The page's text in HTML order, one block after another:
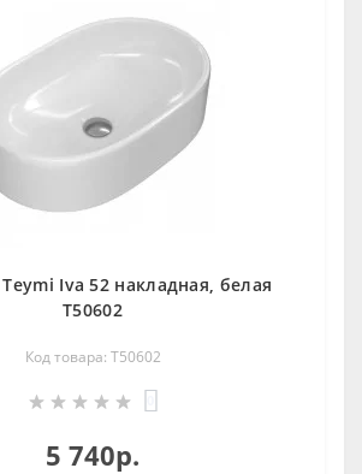
Iva 52 накладная, белая
T50602
Код товара: T50602
5 740р.